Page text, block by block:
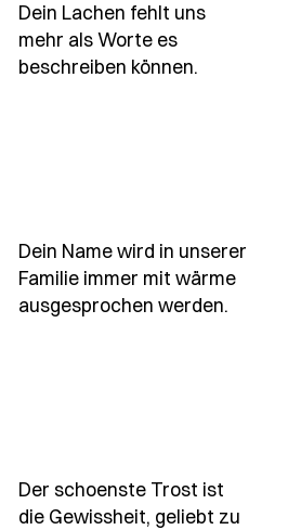
sein-echo-hallt-ein-leben
Dein Lachen fehlt uns
mehr als Worte es
beschreiben können. - Spruch
du-hinterlassen
Dein Name wird in unserer
Familie immer mit wärme
ausgesprochen werden. -
Der schoenste Trost ist
die Gewissheit, geliebt zu